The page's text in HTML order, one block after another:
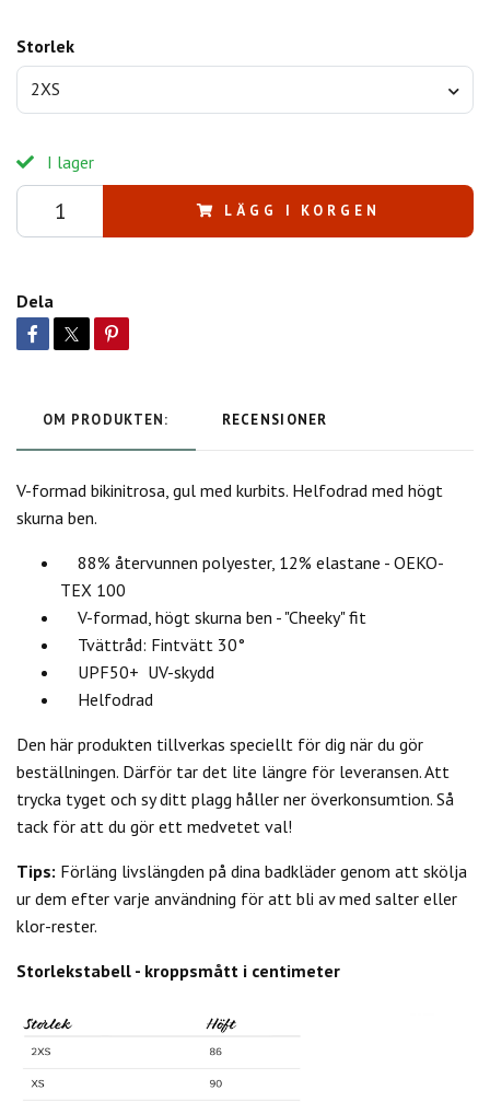
Storlek
2XS
I lager
LÄGG I KORGEN
Dela
OM PRODUKTEN: RECENSIONER
V-formad bikinitrosa, gul med kurbits. Helfodrad med högt
skurna ben.
88% återvunnen polyester, 12% elastane - OEKO-
TEX 100
V-formad, högt skurna ben - "Cheeky" fit
Tvättråd: Fintvätt 30°
UPF50+ UV-skydd
Helfodrad
Den här produkten tillverkas speciellt för dig när du gör
beställningen. Därför tar det lite längre för leveransen. Att
trycka tyget och sy ditt plagg håller ner överkonsumtion. Så
tack för att du gör ett medvetet val!
Tips: Förläng livslängden på dina badkläder genom att skölja
ur dem efter varje användning för att bli av med salter eller
klor-rester.
Storlekstabell - kroppsmått i centimeter